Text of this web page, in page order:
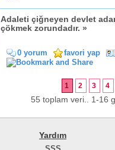
Adaleti çiğneyen devlet
çökmek zorundadır. »
0 yorum favori yap
1 2 3 4
55 toplam veri.. 1-16
Yardım